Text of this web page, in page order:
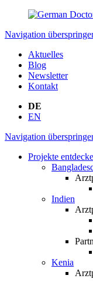
Navigation
Aktuelles
Blog
Newsletter
Kontakt
DE
EN
Navigation
Projekte
Indien
Kenia